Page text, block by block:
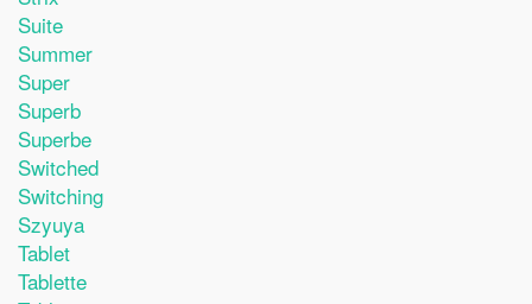
Suite
Summer
Super
Superb
Superbe
Switched
Switching
Szyuya
Tablet
Tablette